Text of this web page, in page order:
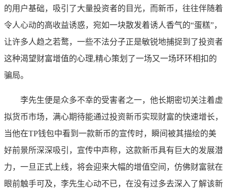
的用户基础，吸引了大量投资者的目光，而新币，往往伴随着
令人心动的高收益诱惑，宛如一块散发着诱人香气的“蛋糕”，
让许多人趋之若鹜，一些不法分子正是敏锐地捕捉到了投资者
这种渴望财富增值的心理,精心策划了一场又一场环环相扣的
骗局。
李先生便是众多不幸的受害者之一，他长期密切关注着虚
拟货币市场，满心期待能通过投资新币实现财富的快速增长，
当他在TP钱包中看到一款新币的宣传时，瞬间被其描绘的美
好前景所深深吸引，宣传中声称，这款新币具有巨大的发展潜
力，一旦正式上线，将会迎来大幅的增值空间，仿佛财富就在
眼前触手可及，李先生心动不已，在没有过多去深入了解该新